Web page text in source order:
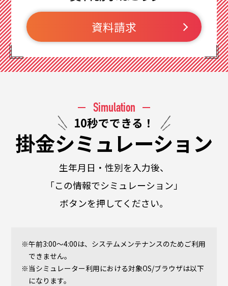
資料請求
Simulation
10秒でできる！
掛金シミュレーション
生年月日・性別を入力後、
「この情報でシミュレーション」
ボタンを押してください。
午前3:00～4:00は、システムメンテナンスのためご利用
できません。
当シミュレーター利用における対象OS/ブラウザは以下
になります。